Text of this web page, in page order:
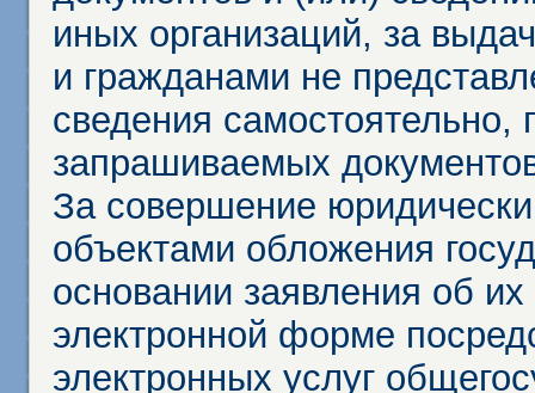
иных организаций, за
и гражданами не
сведения
запрашиваемых
За совершение
объектами обложения
основании заявления об
электронной форме
электронных услуг